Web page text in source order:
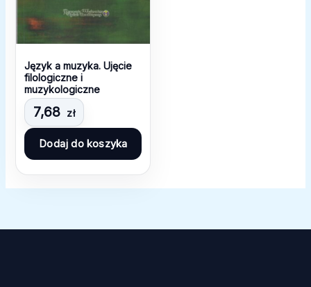
Język a muzyka. Ujęcie
filologiczne i
muzykologiczne
7,68 zł
Dodaj do koszyka